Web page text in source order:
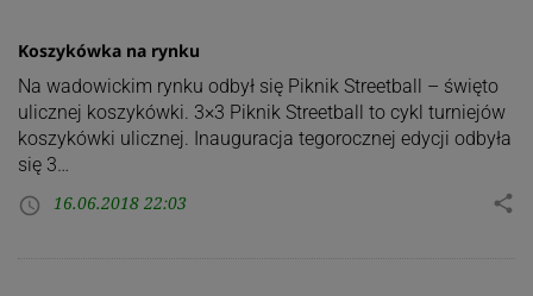
Koszykówka na rynku
Na wadowickim rynku odbył się Piknik Streetball – święto
ulicznej koszykówki. 3×3 Piknik Streetball to cykl turniejów
koszykówki ulicznej. Inauguracja tegorocznej edycji odbyła
się 3…
access_time 16.06.2018 22:03 share